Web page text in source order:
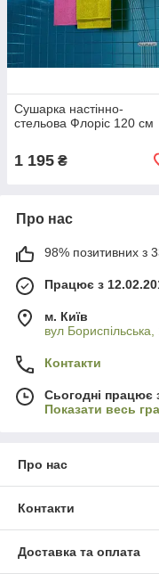
Сушарка настінно-
стельова Флоріс 120 см
1 195 ₴
Про нас
98% позитивних з
Працює з
м. Київ
вул Бориспільська,
Контакти
Сьогодні працює
Показати весь
Про нас
Контакти
Доставка та оплата